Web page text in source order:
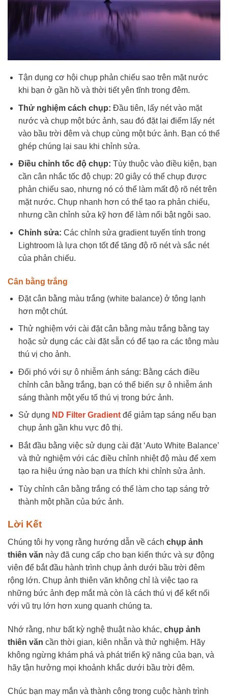
Tận dụng cơ hội chụp phản chiếu sao trên mặt nước
khi bạn ở gần hồ và thời tiết yên tĩnh trong đêm.
Thử nghiệm cách chụp: Đầu tiên, lấy nét vào mặt
nước và chụp một bức ảnh, sau đó đặt lại điểm lấy nét
vào bầu trời đêm và chụp cùng một bức ảnh. Bạn có thể
ghép chúng lại sau khi chỉnh sửa.
Điều chỉnh tốc độ chụp: Tùy thuộc vào điều kiện, bạn
cần cân nhắc tốc độ chụp: 20 giây có thể chụp được
phản chiếu sao, nhưng nó có thể làm mất độ rõ nét trên
mặt nước. Chụp nhanh hơn có thể tạo ra phản chiếu,
nhưng cần chỉnh sửa kỹ hơn để làm nổi bật ngôi sao.
Chỉnh sửa: Các chỉnh sửa gradient tuyến tính trong
Lightroom là lựa chọn tốt để tăng độ rõ nét và sắc nét
của phản chiếu.
Cân bằng trắng
Đặt cân bằng màu trắng (white balance) ở tông lạnh
hơn một chút.
Thử nghiệm với cài đặt cân bằng màu trắng bằng tay
hoặc sử dụng các cài đặt sẵn có để tạo ra các tông màu
thú vị cho ảnh.
Đối phó với sự ô nhiễm ánh sáng: Bằng cách điều
chỉnh cân bằng trắng, bạn có thể biến sự ô nhiễm ánh
sáng thành một yếu tố thú vị trong bức ảnh.
Sử dụng ND Filter Gradientđể giảm tạp sáng nếu bạn
chụp ảnh gần khu vực đô thị.
Bắt đầu bằng việc sử dụng cài đặt ‘Auto White Balance’
và thử nghiệm với các điều chỉnh nhiệt độ màu để xem
tạo ra hiệu ứng nào bạn ưa thích khi chỉnh sửa ảnh.
Tùy chỉnh cân bằng trắng có thể làm cho tạp sáng trở
thành một phần của bức ảnh.
Lời Kết
Chúng tôi hy vọng rằng hướng dẫn về cách chụp ảnh
thiên văn này đã cung cấp cho bạn kiến thức và sự động
viên để bắt đầu hành trình chụp ảnh dưới bầu trời đêm
rộng lớn. Chụp ảnh thiên văn không chỉ là việc tạo ra
những bức ảnh đẹp mắt mà còn là cách thú vị để kết nối
với vũ trụ lớn hơn xung quanh chúng ta.
Nhớ rằng, như bất kỳ nghệ thuật nào khác, chụp ảnh
thiên văn cần thời gian, kiên nhẫn và thử nghiệm. Hãy
không ngừng khám phá và phát triển kỹ năng của bạn, và
hãy tận hưởng mọi khoảnh khắc dưới bầu trời đêm.
Chúc bạn may mắn và thành công trong cuộc hành trình